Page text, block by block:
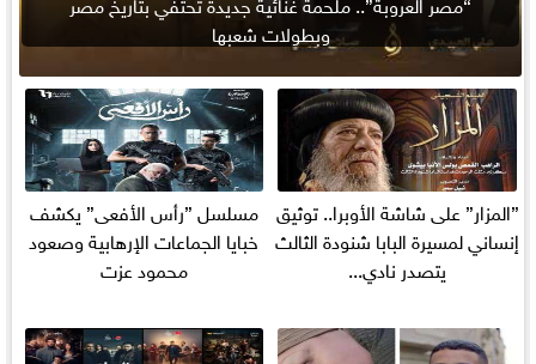
وبطولات شعبها
”المزار” على شاشة الأوبرا.. توثيق
إنساني لمسيرة البابا شنودة الثالث
يتصدر نادي...
مسلسل ”رأس الأفعى” يكشف
خبايا الجماعات الإرهابية وصعود
محمود عزت